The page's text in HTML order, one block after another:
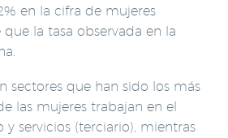
en la cifra de mujeres
la tasa observada en la
sectores que han sido los más
las mujeres trabajan en el
servicios (terciario), mientras